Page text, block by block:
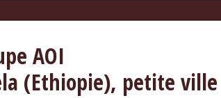
AOI
(Ethiopie), petite